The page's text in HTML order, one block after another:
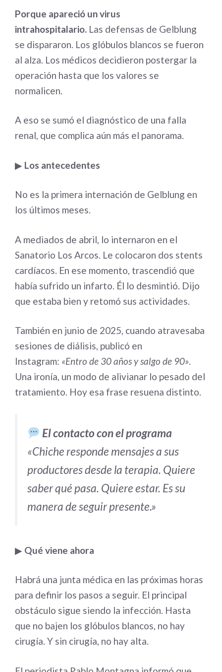
Porque apareció un virus
intrahospitalario. Las defensas de Gelblung
se dispararon. Los glóbulos blancos se fueron
al alza. Los médicos decidieron postergar la
operación hasta que los valores se
normalicen.
A eso se sumó el diagnóstico de una falla
renal, que complica aún más el panorama.
▶ Los antecedentes
No es la primera internación de Gelblung en
los últimos meses.
A mediados de abril, lo internaron en el
Sanatorio Los Arcos. Le colocaron dos stents
cardíacos. En ese momento, trascendió que
había sufrido un infarto. Él lo desmintió. Dijo
que estaba bien y retomó sus actividades.
También en junio de 2025, cuando atravesaba
sesiones de diálisis, publicó en
Instagram: «Entro de 30 años y salgo de 90».
Una ironía, un modo de alivianar lo pesado del
tratamiento. Hoy esa frase resuena distinto.
El contacto con el programa
«Chiche responde mensajes a sus
productores desde la terapia. Quiere
saber qué pasa. Quiere estar. Es su
manera de seguir presente.»
▶ Qué viene ahora
Habrá una junta médica en las próximas horas
para definir los pasos a seguir. El principal
obstáculo sigue siendo la infección. Hasta
que no bajen los glóbulos blancos, no hay
cirugía. Y sin cirugía, no hay alta.